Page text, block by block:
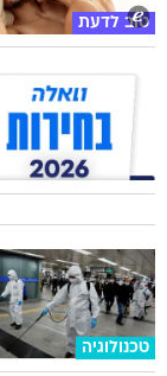
טוב לדעת
טכנולוגיה